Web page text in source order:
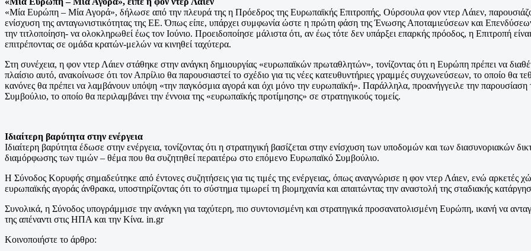
«Μία Ευρώπη – Μία Αγορά», δήλωσε από την πλευρά της η Πρόεδρος της Ευρωπαϊκής Επιτροπής, Ούρσουλα φον ντερ Λάιεν,
ενίσχυση της ανταγωνιστικότητας της ΕΕ. Όπως είπε, υπάρχει συμφωνία ώστε η πρώτη φάση της Ένωσης Αποταμιεύσεων και
την τιτλοποίηση- να ολοκληρωθεί έως τον Ιούνιο. Προειδοποίησε μάλιστα ότι, αν έως τότε δεν υπάρξει επαρκής πρόοδος, η Επιτροπή
επιτρέποντας σε ομάδα κρατών-μελών να κινηθεί ταχύτερα.
Στη συνέχεια, η φον ντερ Λάιεν στάθηκε στην ανάγκη δημιουργίας «ευρωπαϊκών πρωταθλητών», τονίζοντας ότι η Ευρώπη πρέπει να
πλαίσιο αυτό, ανακοίνωσε ότι τον Απρίλιο θα παρουσιαστεί το σχέδιο για τις νέες κατευθυντήριες γραμμές συγχωνεύσεων, το οποίο θα
κανόνες θα πρέπει να λαμβάνουν υπόψη «την παγκόσμια αγορά και όχι μόνο την ευρωπαϊκή». Παράλληλα, προανήγγειλε την
Συμβούλιο, το οποίο θα περιλαμβάνει την έννοια της «ευρωπαϊκής προτίμησης» σε στρατηγικούς τομείς.
Ιδιαίτερη βαρύτητα στην ενέργεια
Ιδιαίτερη βαρύτητα έδωσε στην ενέργεια, τονίζοντας ότι η στρατηγική βασίζεται στην ενίσχυση των υποδομών και των διασυνοριακών
διαμόρφωσης των τιμών – θέμα που θα συζητηθεί περαιτέρω στο επόμενο Ευρωπαϊκό Συμβούλιο.
Η Σύνοδος Κορυφής σημαδεύτηκε από έντονες συζητήσεις για τις τιμές της ενέργειας, όπως αναγνώρισε η φον ντερ Λάιεν, ενώ αρκετές
ευρωπαϊκής αγοράς άνθρακα, υποστηρίζοντας ότι το σύστημα τιμωρεί τη βιομηχανία και απαιτώντας την αναστολή της σταδιακής
Συνολικά, η Σύνοδος υπογράμμισε την ανάγκη για ταχύτερη, πιο συντονισμένη και στρατηγικά προσανατολισμένη Ευρώπη, ικανή να
της απέναντι στις ΗΠΑ και την Κίνα. in.gr
Κοινοποιήστε το άρθρο: